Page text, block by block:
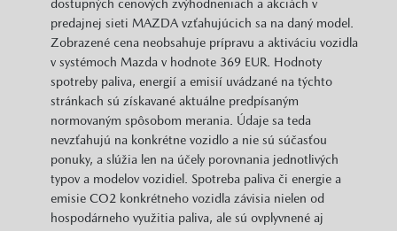
dostupných cenových zvýhodneniach a akciách v
predajnej sieti MAZDA vzťahujúcich sa na daný model.
Zobrazené cena neobsahuje prípravu a aktiváciu vozidla
v systémoch Mazda v hodnote 369 EUR. Hodnoty
spotreby paliva, energií a emisií uvádzané na týchto
stránkach sú získavané aktuálne predpísaným
normovaným spôsobom merania. Údaje sa teda
nevzťahujú na konkrétne vozidlo a nie sú súčasťou
ponuky, a slúžia len na účely porovnania jednotlivých
typov a modelov vozidiel. Spotreba paliva či energie a
emisie CO2 konkrétneho vozidla závisia nielen od
hospodárneho využitia paliva, ale sú ovplyvnené aj